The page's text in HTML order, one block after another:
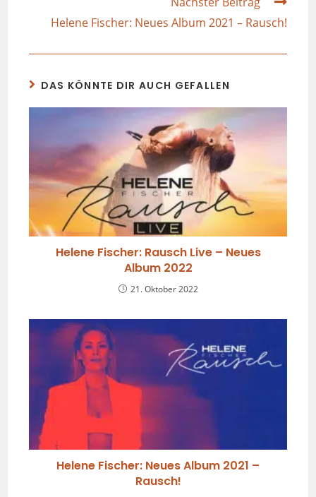
Helene Fischer: Neues Album 2021 – Rausch!
DAS KÖNNTE DIR AUCH GEFALLEN
Helene Fischer: Rausch Live – Neues
Album 2022
21. Oktober 2022
Helene Fischer: Neues Album 2021 –
Rausch!